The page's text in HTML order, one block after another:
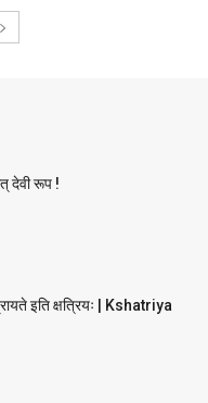
देवी रूप !
इति क्षत्रियः | Kshatriya